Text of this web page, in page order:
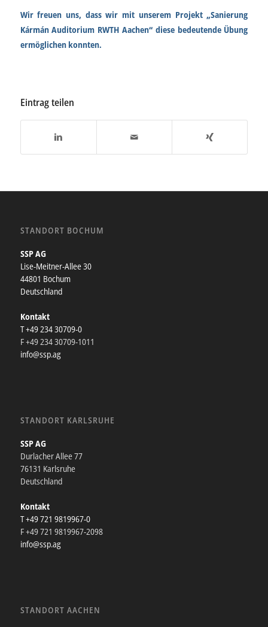
Wir freuen uns, dass wir mit unserem Projekt„Sanierung
Kármán Auditorium RWTH Aachen“ diese bedeutende Übung
ermöglichen konnten.
Eintrag teilen
STANDORT BOCHUM
SSP AG
Lise-Meitner-Allee 30
44801 Bochum
Deutschland
Kontakt
T +49 234 30709-0
F +49 234 30709-1011
info@ssp.ag
STANDORT KARLSRUHE
SSP AG
Durlacher Allee 77
76131 Karlsruhe
Deutschland
Kontakt
T +49 721 9819967-0
F +49 721 9819967-2098
info@ssp.ag
STANDORT AACHEN